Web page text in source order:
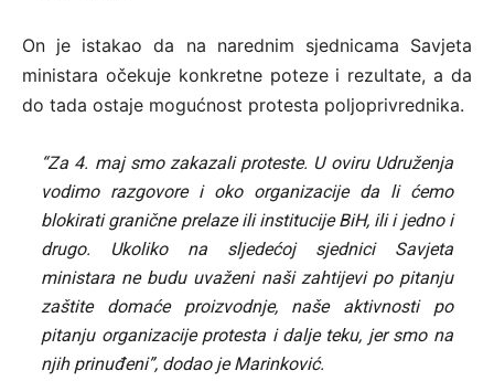
On je istakao da na narednim sjednicama Savjeta
ministara očekuje konkretne poteze i rezultate, a da
do tada ostaje mogućnost protesta poljoprivrednika.
“Za 4. maj smo zakazali proteste. U oviru Udruženja
vodimo razgovore i oko organizacije da li ćemo
blokirati granične prelaze ili institucije BiH, ili i jedno i
drugo. Ukoliko na sljedećoj sjednici Savjeta
ministara ne budu uvaženi naši zahtijevi po pitanju
zaštite domaće proizvodnje, naše aktivnosti po
pitanju organizacije protesta i dalje teku, jer smo na
njih prinuđeni”, dodao je Marinković.